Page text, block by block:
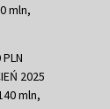
mln,
2025
mln,